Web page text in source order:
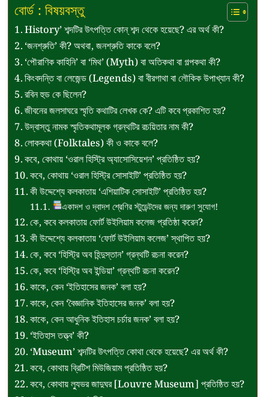
বোর্ড : বিষয়বস্তু
History’ শব্দটির উৎপত্তি কোন্ শব্দ থেকে হয়েছে? এর অর্থ কী?
‘জনশ্রুতি’ কী? অথবা, জনশ্রুতি কাকে বলে?
‘পৌরাণিক কাহিনি’ বা ‘মিথ’ (Myth) বা অতিকথা বা গল্পকথা কী?
কিংবদন্তি বা লেজেন্ড (Legends) বা বীরগাথা বা লৌকিক উপাখ্যান কী?
রবিন হুড কে ছিলেন?
জীবনের জলসাঘরে স্মৃতি কথাটির লেখক কে? এটি কবে প্রকাশিত হয়?
উদ্বাস্তু নামক স্মৃতিকথামূলক গ্রন্থটির রচয়িতার নাম কী?
লোককথা (Folktales) কী ও কাকে বলে?
কবে, কোথায় ‘ওরাল হিস্ট্রি অ্যাসোসিয়েশন’ প্রতিষ্ঠিত হয়?
কবে, কোথায় ‘ওরাল হিস্ট্রি সোসাইটি’ প্রতিষ্ঠিত হয়?
কী উদ্দেশ্যে কলকাতায় ‘এশিয়াটিক সোসাইটি’ প্রতিষ্ঠিত হয়?
একাদশ ও দ্বাদশ শ্রেণির স্টুডেন্টদের জন্য দারুণ সুযোগ!
কে, কবে কলকাতায় ফোর্ট উইলিয়াম কলেজ প্রতিষ্ঠা করেন?
কী উদ্দেশ্যে কলকাতায় ‘ফোর্ট উইলিয়াম কলেজ’ স্থাপিত হয়?
কে, কবে ‘হিস্ট্রি অব হিন্দুস্তান’ গ্রন্থটি রচনা করেন?
কে, কবে ‘হিস্ট্রি অব ইন্ডিয়া’ গ্রন্থটি রচনা করেন?
কাকে, কেন ‘ইতিহাসের জনক’ বলা হয়?
কাকে, কেন ‘বৈজ্ঞানিক ইতিহাসের জনক’ বলা হয়?
কাকে, কেন আধুনিক ইতিহাস চর্চার জনক’ বলা হয়?
‘ইতিহাস তত্ত্ব’ কী?
‘Museum’ শব্দটির উৎপত্তি কোথা থেকে হয়েছে? এর অর্থ কী?
কবে, কোথায় ব্রিটিশ মিউজিয়াম প্রতিষ্ঠিত হয়?
কবে, কোথায় ল্যুভর জাদুঘর [Louvre Museum] প্রতিষ্ঠিত হয়?